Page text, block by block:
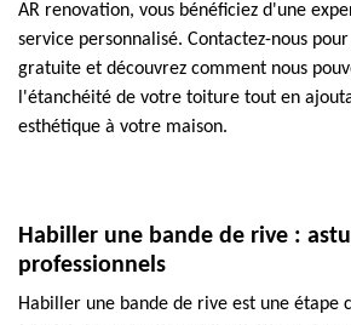
AR renovation, vous bénéficiez d'une
service personnalisé. Contactez-nous
gratuite et découvrez comment nous
l'étanchéité de votre toiture tout en
esthétique à votre maison.
Habiller une bande de rive :
professionnels
Habiller une bande de rive est une étape